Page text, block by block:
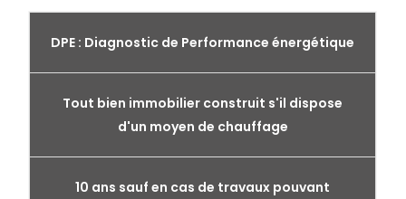
DPE : Diagnostic de Performance énergétique
Tout bien immobilier construit s'il dispose
d'un moyen de chauffage
10 ans sauf en cas de travaux pouvant